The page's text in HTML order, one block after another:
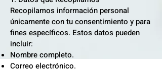
Recopilamos información personal
únicamente con tu consentimiento y para
fines específicos. Estos datos pueden
incluir:
Nombre completo.
Correo electrónico.